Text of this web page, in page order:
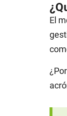
El